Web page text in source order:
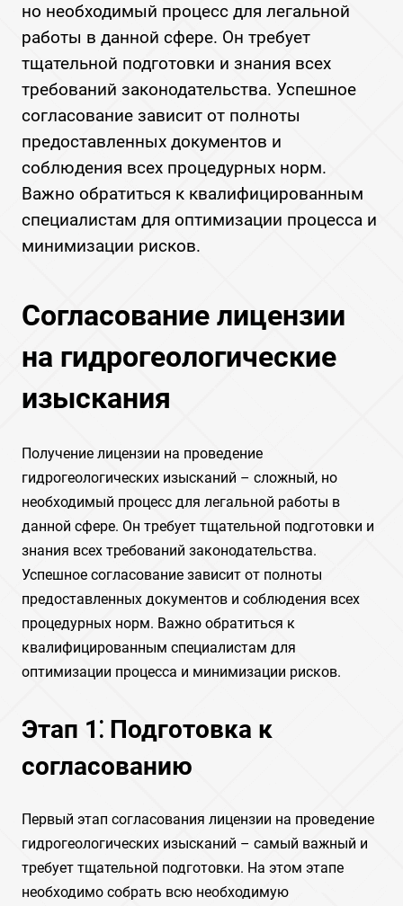
но необходимый процесс для легальной
работы в данной сфере. Он требует
тщательной подготовки и знания всех
требований законодательства. Успешное
согласование зависит от полноты
предоставленных документов и
соблюдения всех процедурных норм.
Важно обратиться к квалифицированным
специалистам для оптимизации процесса и
минимизации рисков.
Согласование лицензии
на гидрогеологические
изыскания
Получение лицензии на проведение
гидрогеологических изысканий – сложный, но
необходимый процесс для легальной работы в
данной сфере. Он требует тщательной подготовки и
знания всех требований законодательства.
Успешное согласование зависит от полноты
предоставленных документов и соблюдения всех
процедурных норм. Важно обратиться к
квалифицированным специалистам для
оптимизации процесса и минимизации рисков.
Этап 1⁚ Подготовка к
согласованию
Первый этап согласования лицензии на проведение
гидрогеологических изысканий – самый важный и
требует тщательной подготовки. На этом этапе
необходимо собрать всю необходимую